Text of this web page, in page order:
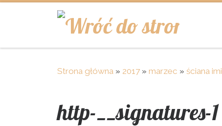
Skip to content
Strona główna » 2017 » marzec » ściana
http-__signatures-1